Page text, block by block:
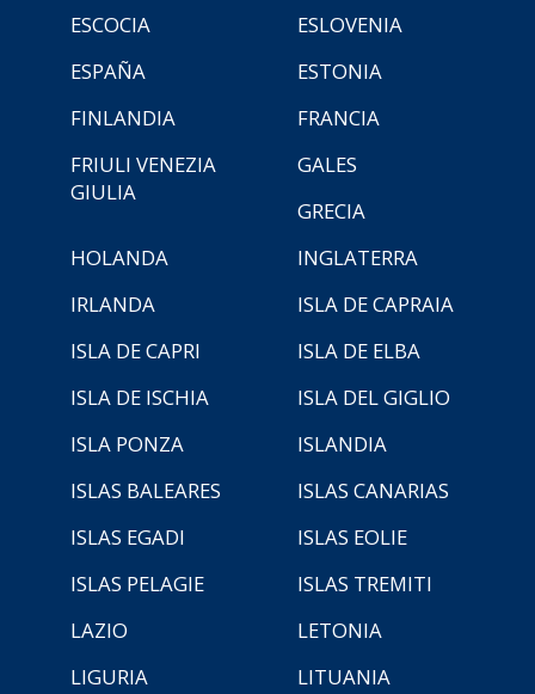
ESCOCIA
ESLOVENIA
ESPAÑA
ESTONIA
FINLANDIA
FRANCIA
FRIULI VENEZIA
GIULIA
GALES
GRECIA
HOLANDA
INGLATERRA
IRLANDA
ISLA DE CAPRAIA
ISLA DE CAPRI
ISLA DE ELBA
ISLA DE ISCHIA
ISLA DEL GIGLIO
ISLA PONZA
ISLANDIA
ISLAS BALEARES
ISLAS CANARIAS
ISLAS EGADI
ISLAS EOLIE
ISLAS PELAGIE
ISLAS TREMITI
LAZIO
LETONIA
LIGURIA
LITUANIA